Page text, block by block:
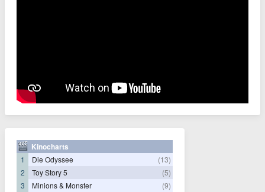
Kinocharts
1 Die Odyssee
(13)
2
Toy Story 5
(5)
3
Minions & Monster
(9)